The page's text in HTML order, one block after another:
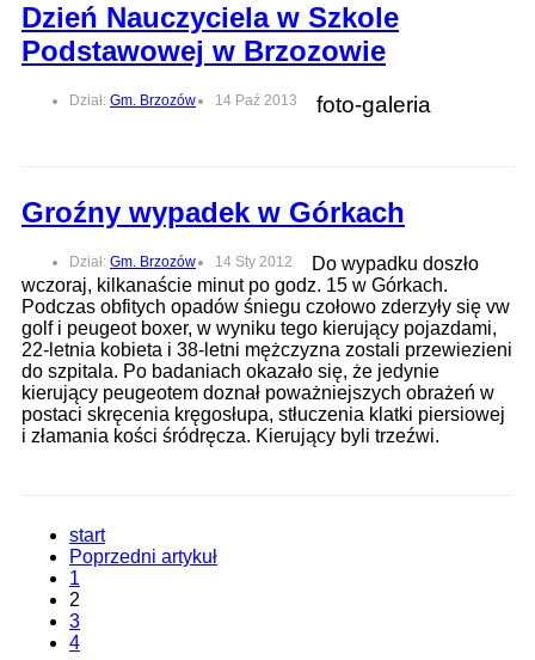
Dzień Nauczyciela w Szkole
Podstawowej w Brzozowie
Dział: Gm. Brzozów 14 Paź 2013 foto-galeria
Groźny wypadek w Górkach
Dział: Gm. Brzozów 14 Sty 2012
Do wypadku doszło
wczoraj, kilkanaście minut po godz. 15 w Górkach.
Podczas obfitych opadów śniegu czołowo zderzyły się vw
golf i peugeot boxer, w wyniku tego kierujący pojazdami,
22-letnia kobieta i 38-letni mężczyzna zostali przewiezieni
do szpitala. Po badaniach okazało się, że jedynie
kierujący peugeotem doznał poważniejszych obrażeń w
postaci skręcenia kręgosłupa, stłuczenia klatki piersiowej
i złamania kości śródręcza. Kierujący byli trzeźwi.
start
Poprzedni artykuł
1
2
3
4